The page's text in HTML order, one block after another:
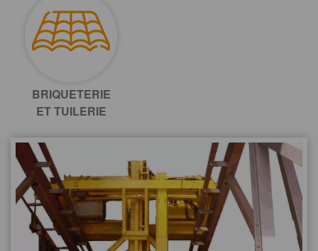
BRIQUETERIE
ET TUILERIE